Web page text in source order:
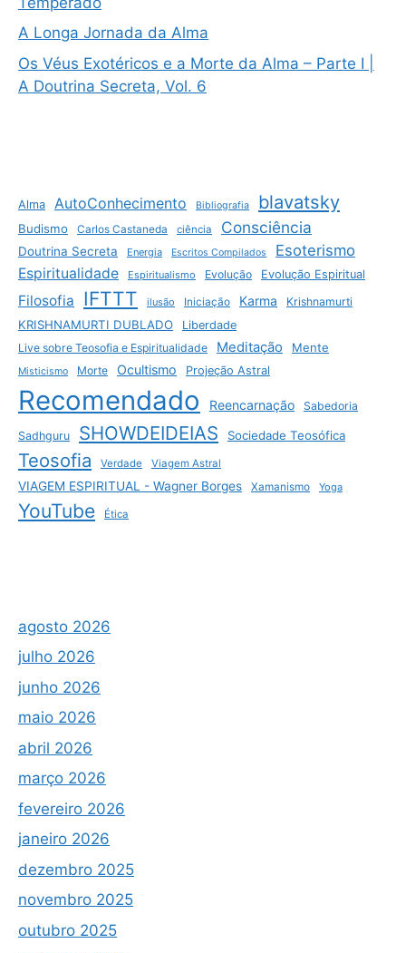
A Longa Jornada da Alma
Os Véus Exotéricos e a Morte da Alma – Parte I |
A Doutrina Secreta, Vol. 6
Alma AutoConhecimento Bibliografia blavatsky
Budismo Carlos Castaneda ciência Consciência
Doutrina Secreta Energia Escritos Compilados Esoterismo
Espiritualidade Espiritualismo Evolução Evolução Espiritual
Filosofia IFTTT ilusão Iniciação Karma Krishnamurti
KRISHNAMURTI DUBLADO
Liberdade
Live sobre Teosofia e Espiritualidade
Meditação Mente
Misticismo Morte Ocultismo Projeção Astral
Recomendado Reencarnação Sabedoria
Sadhguru SHOWDEIDEIAS Sociedade Teosófica
Teosofia Verdade Viagem Astral
VIAGEM ESPIRITUAL - Wagner Borges Xamanismo Yoga
YouTube Ética
agosto 2026
julho 2026
junho 2026
maio 2026
abril 2026
março 2026
fevereiro 2026
janeiro 2026
dezembro 2025
novembro 2025
outubro 2025